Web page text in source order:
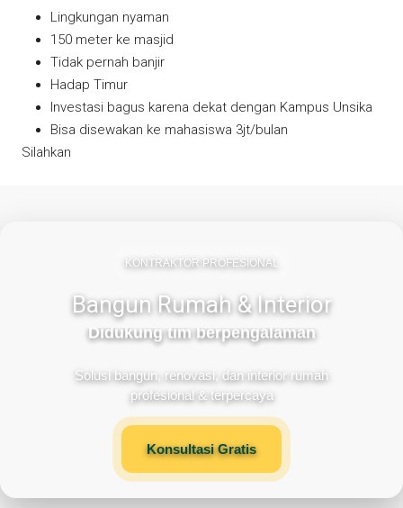
Lingkungan nyaman
150 meter ke masjid
Tidak pernah banjir
Hadap Timur
Investasi bagus karena dekat dengan Kampus Unsika
Bisa disewakan ke mahasiswa 3jt/bulan
Silahkan
KONTRAKTOR PROFESIONAL
Bangun Rumah & Interior
Didukung tim berpengalaman
Solusi bangun, renovasi, dan interior rumah
profesional & terpercaya
Konsultasi Gratis